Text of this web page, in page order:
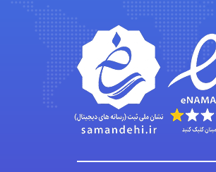
Jafar Tym
aghajari vahid